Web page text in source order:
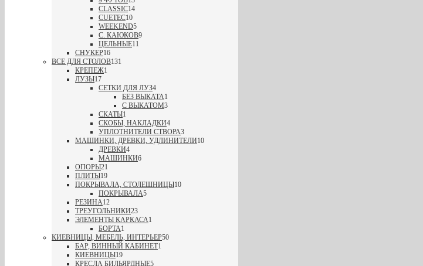
CLASSIC14
CUETEC10
WEEKEND5
С. КАЮКОВ9
ЦЕЛЬНЫЕ11
СНУКЕР16
ВСЕ ДЛЯ СТОЛОВ131
КРЕПЕЖ1
ЛУЗЫ17
СЕТКИ ДЛЯ ЛУЗ4
БЕЗ ВЫКАТА1
С ВЫКАТОМ3
СКАТЫ1
СКОБЫ, НАКЛАДКИ4
УПЛОТНИТЕЛИ СТВОРА3
МАШИНКИ, ДРЕВКИ, УДЛИНИТЕЛИ10
ДРЕВКИ4
МАШИНКИ6
ОПОРЫ21
ПЛИТЫ19
ПОКРЫВАЛА, СТОЛЕШНИЦЫ10
ПОКРЫВАЛА5
РЕЗИНА12
ТРЕУГОЛЬНИКИ23
ЭЛЕМЕНТЫ КАРКАСА1
БОРТА1
КИЕВНИЦЫ, МЕБЕЛЬ, ИНТЕРЬЕР50
БАР, ВИННЫЙ КАБИНЕТ1
КИЕВНИЦЫ19
КРЕСЛА БИЛЬЯРДНЫЕ5